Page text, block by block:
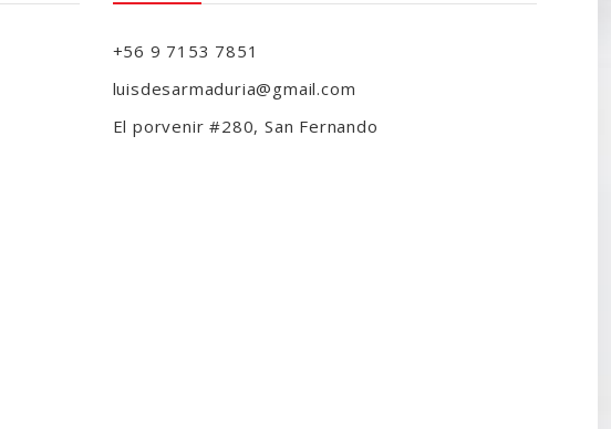
+56 9 7153 7851
luisdesarmaduria@gmail.com
El porvenir #280, San Fernando